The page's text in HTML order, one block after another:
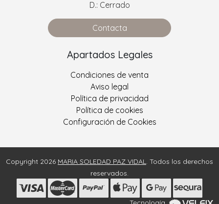
D.: Cerrado
Contacta
Apartados Legales
Condiciones de venta
Aviso legal
Política de privacidad
Política de cookies
Configuración de Cookies
Copyright 2026 MARIA SOLEDAD PAZ VIDAL. Todos los derechos
reservados.